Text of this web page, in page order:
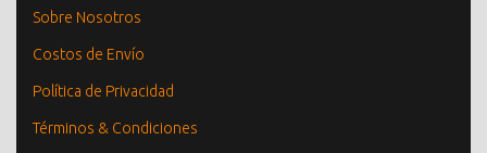
Sobre Nosotros
Costos de Envío
Política de Privacidad
Términos & Condiciones